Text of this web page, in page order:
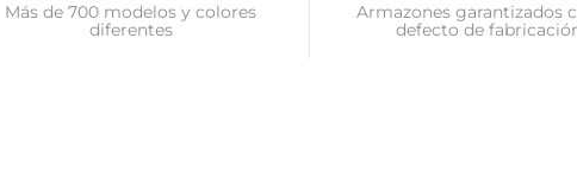
Más de 700 modelos y colores
diferentes
Armazones garantizados
defecto de